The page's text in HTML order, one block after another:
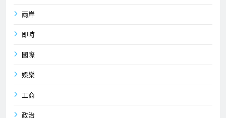
兩岸
即時
國際
娛樂
工商
政治